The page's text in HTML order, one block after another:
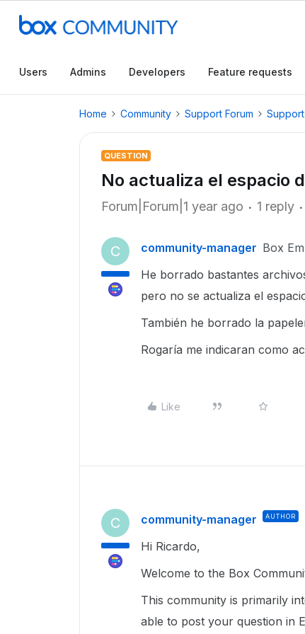
Users Admins Developers Feature requests
Home Community Support Forum Support
QUESTION
No actualiza el espacio
Forum|Forum|1 year ago 1 reply
C community-manager Box
He borrado bastantes
pero no se actualiza el
También he borrado la
Rogaría me indicaran como
Like
C community-manager AUTHOR
Hi Ricardo,
Welcome to the Box
This community is primarily
able to post your question in